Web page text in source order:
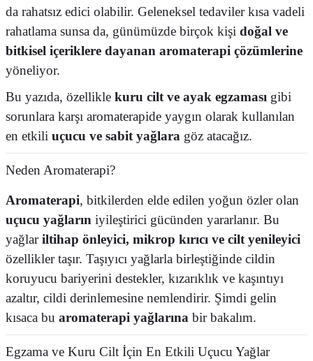
da rahatsız edici olabilir. Geleneksel tedaviler kısa vadeli
rahatlama sunsa da, günümüzde birçok kişi doğal ve
bitkisel içeriklere dayanan aromaterapi çözümlerine
yöneliyor.
Bu yazıda, özellikle kuru cilt ve ayak egzaması gibi
sorunlara karşı aromaterapide yaygın olarak kullanılan
en etkili uçucu ve sabit yağlara göz atacağız.
Neden Aromaterapi?
Aromaterapi, bitkilerden elde edilen yoğun özler olan
uçucu yağların iyileştirici gücünden yararlanır. Bu
yağlariltihap önleyici, mikrop kırıcı ve cilt yenileyici
özellikler taşır. Taşıyıcı yağlarla birleştiğinde cildin
koruyucu bariyerini destekler, kızarıklık ve kaşıntıyı
azaltır, cildi derinlemesine nemlendirir. Şimdi gelin
kısaca bu aromaterapi yağlarına bir bakalım.
Egzama ve Kuru Cilt İçin En Etkili Uçucu Yağlar